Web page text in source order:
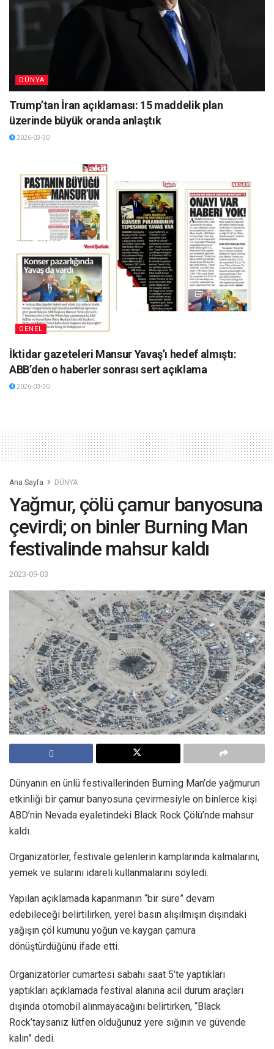
DÜNYA
Trump’tan İran açıklaması: 15 maddelik plan
üzerinde büyük oranda anlaştık
2026-03-30
GENEL
İktidar gazeteleri Mansur Yavaş’ı hedef almıştı:
ABB’den o haberler sonrası sert açıklama
2026-03-30
Ana Sayfa DÜNYA
Yağmur, çölü çamur banyosuna
çevirdi; on binler Burning Man
festivalinde mahsur kaldı
2023-09-03
Dünyanın en ünlü festivallerinden Burning Man’de yağmurun
etkinliği bir çamur banyosuna çevirmesiyle on binlerce kişi
ABD’nin Nevada eyaletindeki Black Rock Çölü’nde mahsur
kaldı.
Organizatörler, festivale gelenlerin kamplarında kalmalarını,
yemek ve sularını idareli kullanmalarını söyledi.
Yapılan açıklamada kapanmanın “bir süre” devam
edebileceği belirtilirken, yerel basın alışılmışın dışındaki
yağışın çöl kumunu yoğun ve kaygan çamura
dönüştürdüğünü ifade etti.
Organizatörler cumartesi sabahı saat 5’te yaptıkları
yaptıkları açıklamada festival alanına acil durum araçları
dışında otomobil alınmayacağını belirtirken, “Black
Rock’taysanız lütfen olduğunuz yere sığının ve güvende
kalın” dedi.